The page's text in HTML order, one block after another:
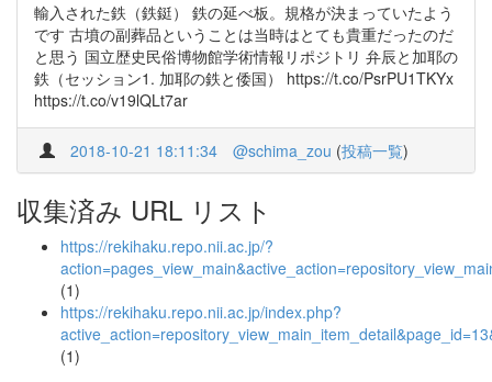
輸入された鉄（鉄鋌） 鉄の延べ板。規格が決まっていたよう
です 古墳の副葬品ということは当時はとても貴重だったのだ
と思う 国立歴史民俗博物館学術情報リポジトリ 弁辰と加耶の
鉄（セッション1. 加耶の鉄と倭国） https://t.co/PsrPU1TKYx
https://t.co/v19lQLt7ar
2018-10-21 18:11:34 @schima_zou (投稿一覧)
収集済み URL リスト
https://rekihaku.repo.nii.ac.jp/?
(1)
https://rekihaku.repo.nii.ac.jp/index.php?
(1)